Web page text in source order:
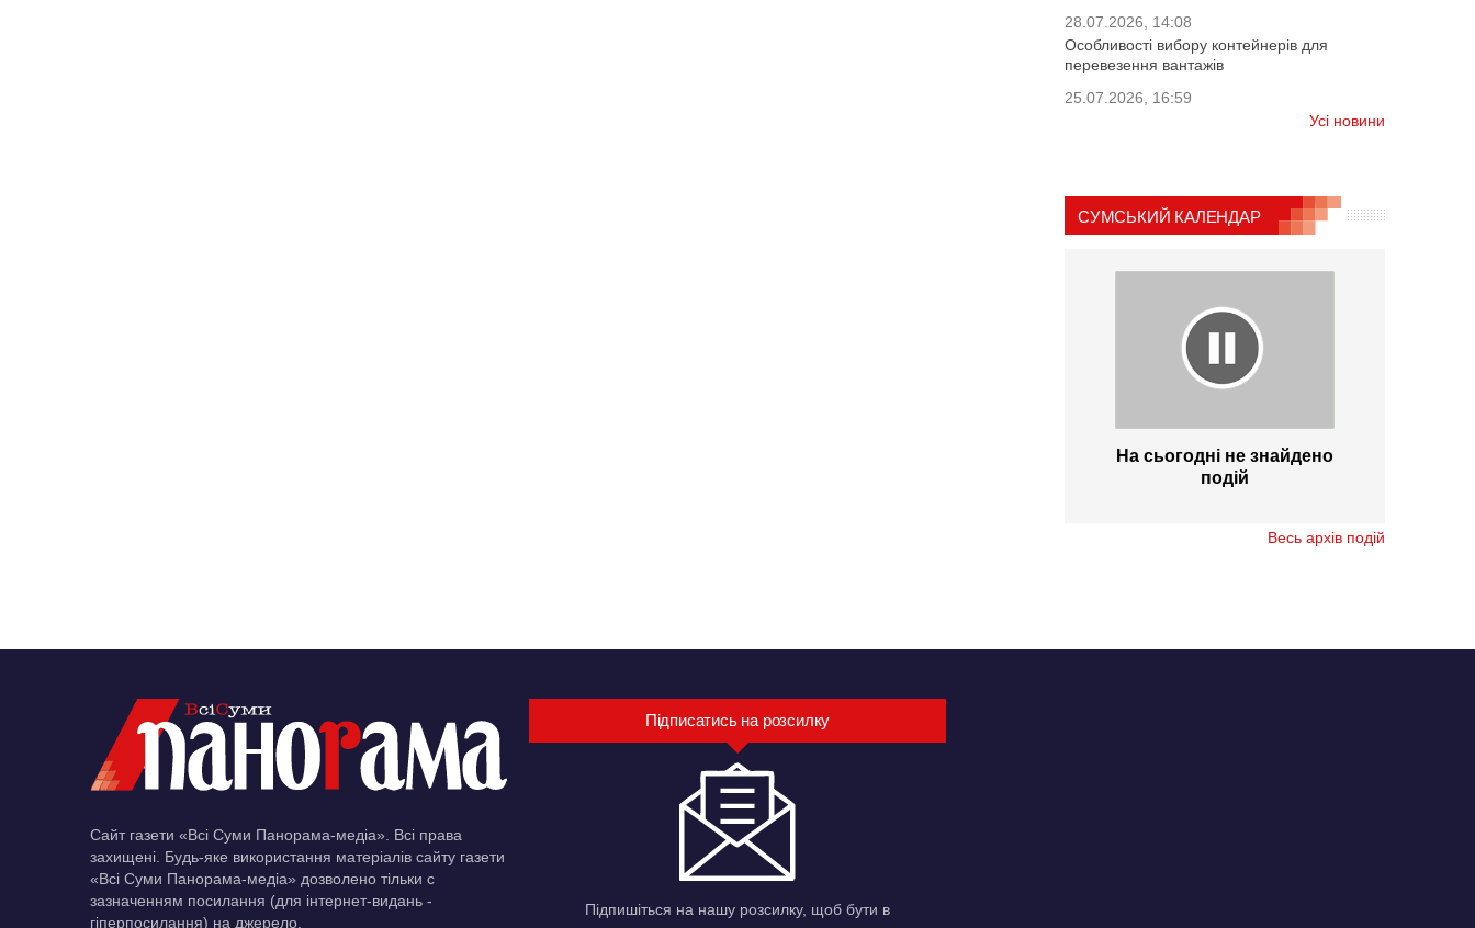
28.07.2026, 14:08
Особливості вибору контейнерів для
перевезення вантажів
25.07.2026, 16:59
Усі новини
СУМСЬКИЙ КАЛЕНДАР
На сьогодні не знайдено
подій
Весь архів подій
Сайт газети «Всі Суми Панорама-медіа». Всі права
захищені. Будь-яке використання матеріалів сайту газети
«Всі Суми Панорама-медіа» дозволено тільки c
зазначенням посилання (для інтернет-видань -
гіперпосилання) на джерело.
Підписатись на розсилку
Підпишіться на нашу розсилку, щоб бути в